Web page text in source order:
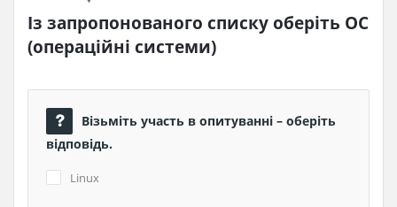
Із запропонованого списку оберіть ОС
(операційні системи)
Візьміть участь в опитуванні – оберіть
відповідь.
Linux